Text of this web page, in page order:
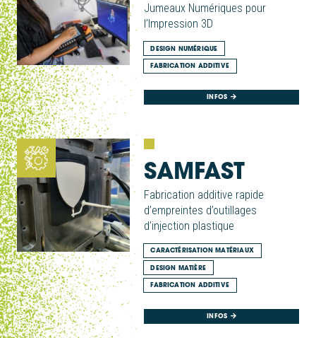
Jumeaux Numériques pour
l’Impression 3D
DESIGN NUMÉRIQUE
FABRICATION ADDITIVE
INFOS
SAMFAST
Fabrication additive rapide
d’empreintes d’outillages
d’injection plastique
CARACTÉRISATION MATÉRIAUX
DESIGN MATIÈRE
FABRICATION ADDITIVE
INFOS